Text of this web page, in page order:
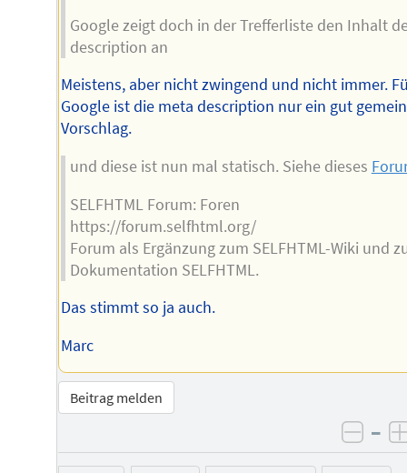
Google zeigt doch in der Trefferliste den Inhalt
description an
Meistens, aber nicht zwingend und nicht immer.
Google ist die meta description nur ein gut
Vorschlag.
und diese ist nun mal statisch. Siehe dieses
SELFHTML Forum: Foren
https://forum.selfhtml.org/
Forum als Ergänzung zum SELFHTML-Wiki und
Dokumentation SELFHTML.
Das stimmt so ja auch.
Marc
Beitrag melden
–